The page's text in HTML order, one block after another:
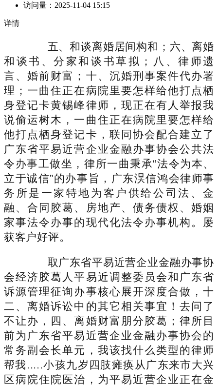
访问量： 2025-11-04 15:15
详情
五、和谈离婚居间构和；六、离婚
和谈书、分家和谈书草拟；八、律师遗
言、婚前财富；十、沉婚刑事案件代办署
理；一曲住正在病院里要怎样给他打点栖
身登记卡黄锡峰律师，现正在有人举报我
说偷运树木，一曲住正在病院里要怎样给
他打点栖身登记卡，联同协会配合建立了
广东省平易近营企业金融办事协会公共法
令办事工做坐，律所一曲秉承“法令为本、
立于诚信”的办事旨，广东淏信鸿会律师事
务所是一家特地为客户供给公司法、金
融、合同胶葛、房地产、债务债权、婚姻
家事法令办事的现代化法令办事机构。屡
获客户好评。
取广东省平易近营企业金融办事协
会经济胶葛人平易近调整委员会和广东省
诉源管理征询办事核心展开深度合做，十
二、离婚诉讼中的其它相关事宜！去问了
不让办，四、离婚财富朋分胶葛；律所目
前为广东省平易近营企业金融办事协会的
常务副会长单元，我该找什么类型的律师
帮我.....小孩九岁四肢瘫痪从广东来市大兴
区病院住院医治，为平易近营企业正在金